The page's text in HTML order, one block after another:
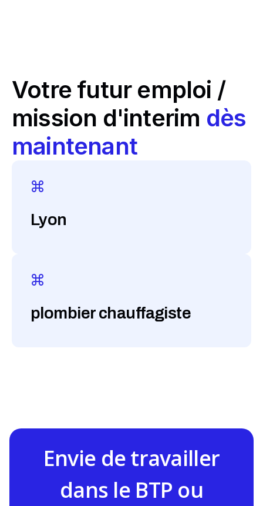
Votre futur emploi /
mission d'interim dès
maintenant
Lyon
plombier chauffagiste
Envie de travailler
dans le BTP ou